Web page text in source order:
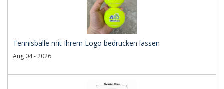
Tennisbälle mit Ihrem Logo bedrucken lassen
Aug 04 - 2026